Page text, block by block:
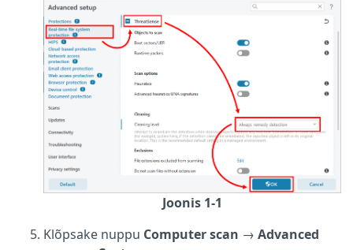
Joonis 1-1
Klõpsake nuppu Computer scan → Advanced